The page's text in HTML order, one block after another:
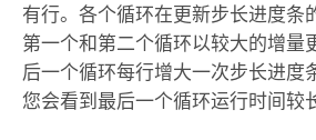
有行。各个循环在更新步长进度条
第一个和第二个循环以较大的增量
后一个循环每行增大一次步长进度
您会看到最后一个循环运行时间较